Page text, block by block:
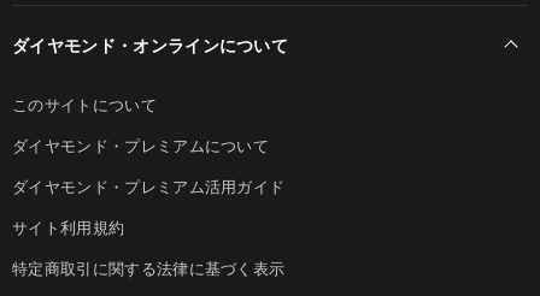
ダイヤモンド・オンラインについて
このサイトについて
ダイヤモンド・プレミアムについて
ダイヤモンド・プレミアム活用ガイド
サイト利用規約
特定商取引に関する法律に基づく表示